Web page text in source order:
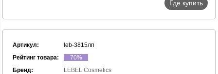
Где купить
Артикул:
leb-3815лп
Рейтинг товара:
70%
Бренд:
LEBEL Cosmetics